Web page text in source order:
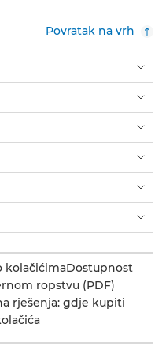
Povratak na vrh
kolačićimaDostupnost
ropstvu (PDF)
rješenja: gdje kupiti